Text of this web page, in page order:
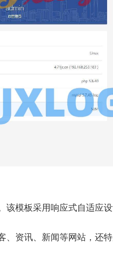
该模板采用响应式自适应
资讯、新闻等网站，还